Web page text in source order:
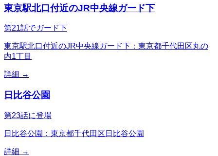
東京駅北口付近のJR中央線ガード下
第21話でガード下
東京駅北口付近のJR中央線ガード下：東京都千代田区丸の
内1丁目
詳細 →
日比谷公園
第23話に登場
日比谷公園：東京都千代田区日比谷公園
詳細 →